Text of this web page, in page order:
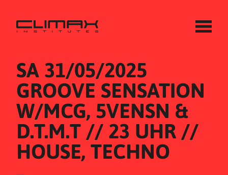
SA 31/05/2025
GROOVE SENSATION
W/MCG, 5VENSN &
D.T.M.T // 23 UHR //
HOUSE, TECHNO